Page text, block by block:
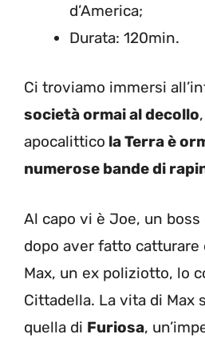
d’America;
Durata: 120min.
Ci troviamo immersi
società ormai al decollo
apocalittico la Terra è
numerose bande di
Al capo vi è Joe, un
dopo aver fatto catturare
Max, un ex poliziotto, lo
Cittadella. La vita di Max
quella di Furiosa,